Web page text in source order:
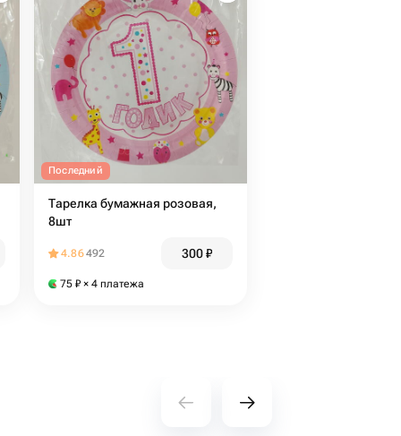
Последний
Тарелка бумажная розовая,
8шт
4.86492 300₽
75 ₽ × 4 платежа